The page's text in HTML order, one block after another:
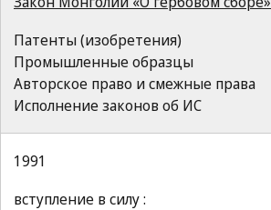
Патенты (изобретения)
Промышленные образцы
Авторское право и смежные права
Исполнение законов об ИС
1991
вступление в силу :